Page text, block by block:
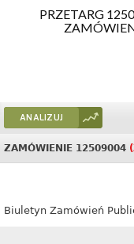
PRZETARG
ANALIZUJ
ZAMÓWIENIE 12509004
Biuletyn Zamówień